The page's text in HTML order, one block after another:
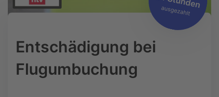
Entschädigung bei
Flugumbuchung